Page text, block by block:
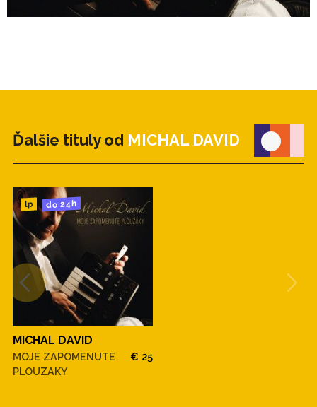
Ďalšie tituly od MICHAL DAVID
lp do 24h
MICHAL DAVID
MOJE ZAPOMENUTE
PLOUZAKY
€ 25